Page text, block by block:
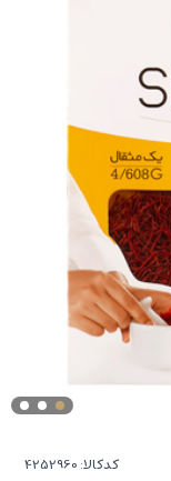
کدکالا: